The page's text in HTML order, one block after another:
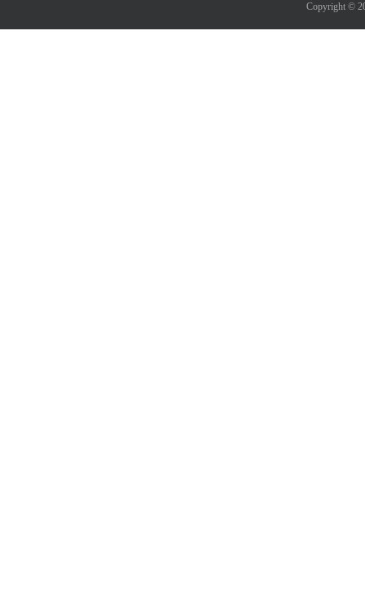
Copyright ©